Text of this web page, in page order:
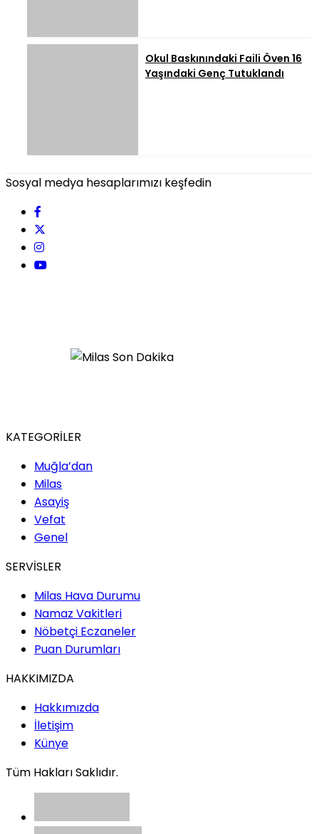
Okul Baskınındaki Faili Öven 16
Yaşındaki Genç Tutuklandı
Sosyal medya hesaplarımızı keşfedin
KATEGORİLER
Muğla’dan
Milas
Asayiş
Vefat
Genel
SERVİSLER
Milas Hava Durumu
Namaz Vakitleri
Nöbetçi Eczaneler
Puan Durumları
HAKKIMIZDA
Hakkımızda
İletişim
Künye
Tüm Hakları Saklıdır.